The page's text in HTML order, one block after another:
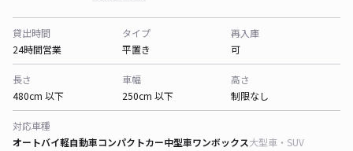
貸出時間
24時間営業
タイプ
平置き
再入庫
可
長さ
480cm 以下
車幅
250cm 以下
高さ
制限なし
対応車種
オートバイ軽自動車コンパクトカー中型車ワンボックス大型車・SUV